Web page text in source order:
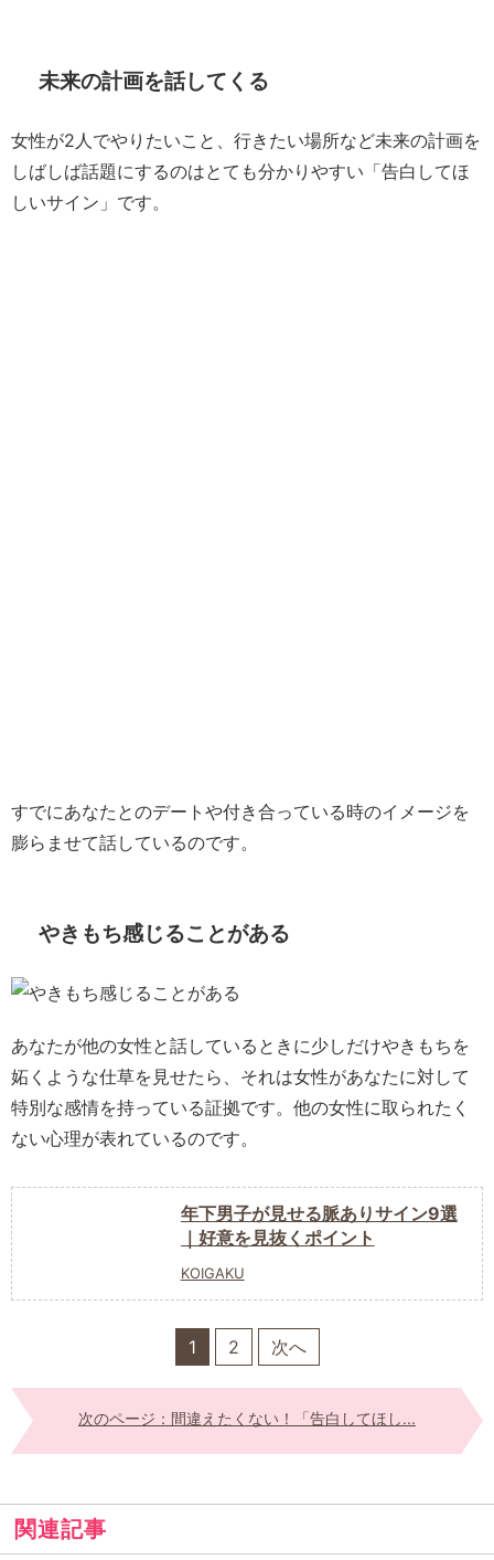
未来の計画を話してくる
女性が2人でやりたいこと、行きたい場所など未来の計画を
しばしば話題にするのはとても分かりやすい「告白してほ
しいサイン」です。
すでにあなたとのデートや付き合っている時のイメージを
膨らませて話しているのです。
やきもち感じることがある
あなたが他の女性と話しているときに少しだけやきもちを
妬くような仕草を見せたら、それは女性があなたに対して
特別な感情を持っている証拠です。他の女性に取られたく
ない心理が表れているのです。
年下男子が見せる脈ありサイン9選
｜好意を見抜くポイント
KOIGAKU
1 2 次へ
次のページ：間違えたくない！「告白してほし...
関連記事